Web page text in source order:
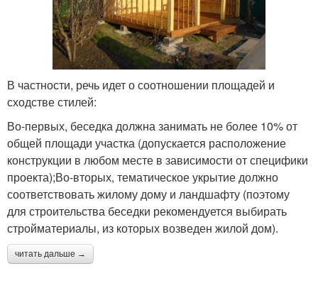
В частности, речь идет о соотношении площадей и
сходстве стилей:
Во-первых, беседка должна занимать не более 10% от
общей площади участка (допускается расположение
конструкции в любом месте в зависимости от специфики
проекта);Во-вторых, тематическое укрытие должно
соответствовать жилому дому и ландшафту (поэтому
для строительства беседки рекомендуется выбирать
стройматериалы, из которых возведен жилой дом).
читать дальше →